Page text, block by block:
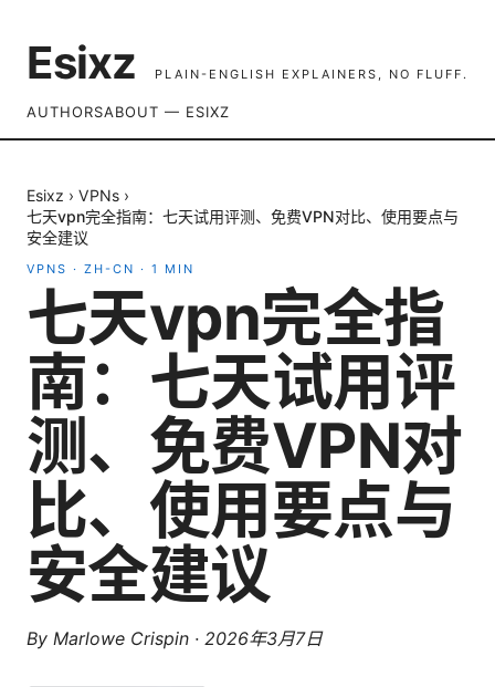
Esixz PLAIN-ENGLISH EXPLAINERS, NO FLUFF.
AUTHORSABOUT — ESIXZ
Esixz › VPNs ›
七天vpn完全指南：七天试用评测、免费VPN对比、使用要点与
安全建议
VPNS · ZH-CN · 1 MIN
七天vpn完全指
南：七天试用评
测、免费VPN对
比、使用要点与
安全建议
By Marlowe Crispin · 2026年3月7日